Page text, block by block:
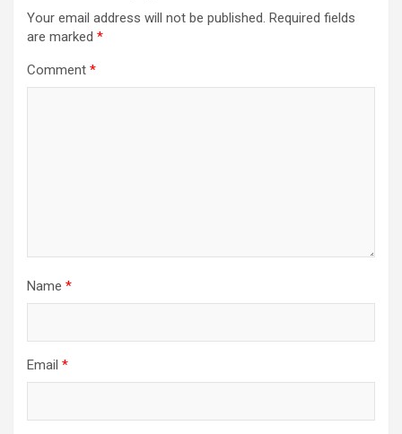
Your email address will not be published. Required fields
are marked *
Comment *
Name *
Email *